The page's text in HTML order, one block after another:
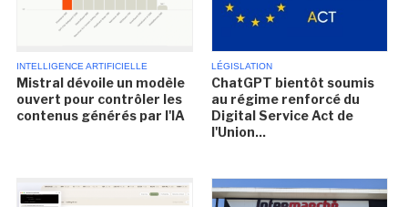
INTELLIGENCE ARTIFICIELLE
Mistral dévoile un modèle
ouvert pour contrôler les
contenus générés par l'IA
LÉGISLATION
ChatGPT bientôt soumis
au régime renforcé du
Digital Service Act de
l'Union...